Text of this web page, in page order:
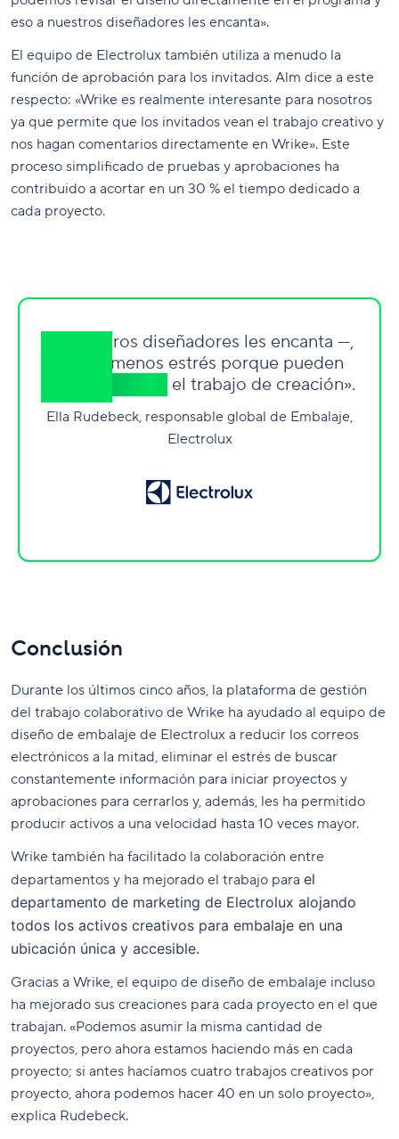
eso a nuestros diseñadores les encanta».
El equipo de Electrolux también utiliza a menudo la
función de aprobación para los invitados. Alm dice a este
respecto: «Wrike es realmente interesante para nosotros
ya que permite que los invitados vean el trabajo creativo y
nos hagan comentarios directamente en Wrike». Este
proceso simplificado de pruebas y aprobaciones ha
contribuido a acortar en un 30 % el tiempo dedicado a
cada proyecto.
«A nuestros diseñadores les encanta —,
sufren menos estrés porque pueden
el trabajo de creación».
Ella Rudebeck, responsable global de Embalaje,
Electrolux
Conclusión
Durante los últimos cinco años, la plataforma de gestión
del trabajo colaborativo de Wrike ha ayudado al equipo de
diseño de embalaje de Electrolux a reducir los correos
electrónicos a la mitad, eliminar el estrés de buscar
constantemente información para iniciar proyectos y
aprobaciones para cerrarlos y, además, les ha permitido
producir activos a una velocidad hasta 10 veces mayor.
Wrike también ha facilitado la colaboración entre
departamentos y ha mejorado el trabajo para el
departamento de marketing de Electrolux alojando
todos los activos creativos para embalaje en una
ubicación única y accesible.
Gracias a Wrike, el equipo de diseño de embalaje incluso
ha mejorado sus creaciones para cada proyecto en el que
trabajan. «Podemos asumir la misma cantidad de
proyectos, pero ahora estamos haciendo más en cada
proyecto; si antes hacíamos cuatro trabajos creativos por
proyecto, ahora podemos hacer 40 en un solo proyecto»,
explica Rudebeck.